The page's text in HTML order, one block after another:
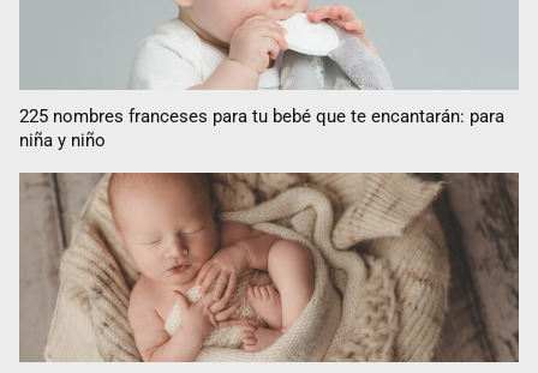
225 nombres franceses para tu bebé que te encantarán: para
niña y niño